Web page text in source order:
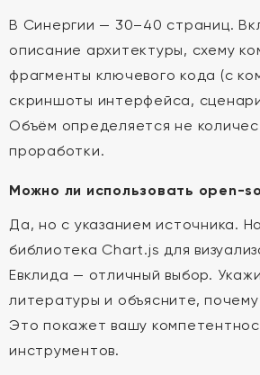
В Синергии — 30–40 страниц.
описание архитектуры, схему
фрагменты ключевого кода (с
скриншоты интерфейса,
Объём определяется не
проработки.
Можно ли использовать open-
Да, но с указанием источника.
библиотека Chart.js для
Евклида — отличный выбор.
литературы и объясните,
Это покажет вашу
инструментов.